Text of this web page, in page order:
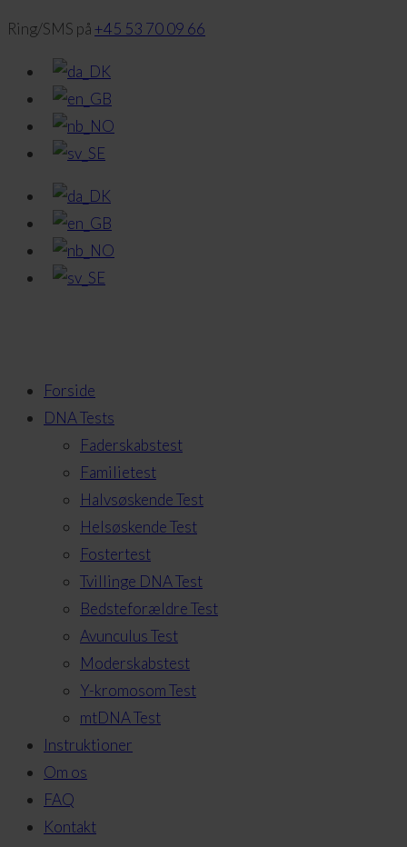
Ring/SMS på+45 53 70 09 66
Forside
DNA Tests
Faderskabstest
Familietest
Halvsøskende Test
Helsøskende Test
Fostertest
Tvillinge DNA Test
Bedsteforældre Test
Avunculus Test
Moderskabstest
Y-kromosom Test
mtDNA Test
Instruktioner
Om os
FAQ
Kontakt